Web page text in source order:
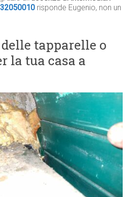
risponde Eugenio, non un
tapparelle o
la tua casa a